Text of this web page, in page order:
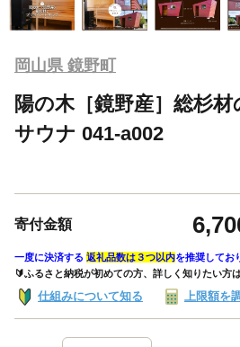
岡山県 鏡野町
陽の木［鏡野産］総杉
サウナ 041-a002
寄付金額
一度に決済する 返礼品数は３つ以内を推奨してお
🔰ふるさと納税が初めての方、詳しく知りたい方
仕組みについて知る 上限額を